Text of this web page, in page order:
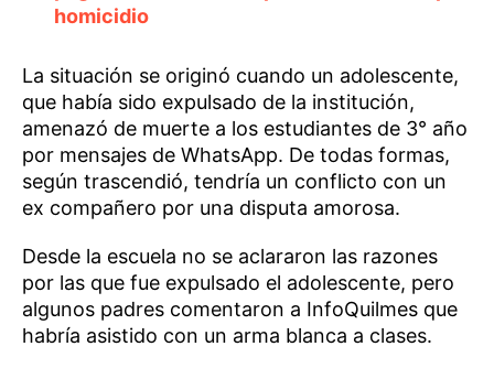
homicidio
La situación se originó cuando un adolescente,
que había sido expulsado de la institución,
amenazó de muerte a los estudiantes de 3° año
por mensajes de WhatsApp. De todas formas,
según trascendió, tendría un conflicto con un
ex compañero por una disputa amorosa.
Desde la escuela no se aclararon las razones
por las que fue expulsado el adolescente, pero
algunos padres comentaron a InfoQuilmes que
habría asistido con un arma blanca a clases.